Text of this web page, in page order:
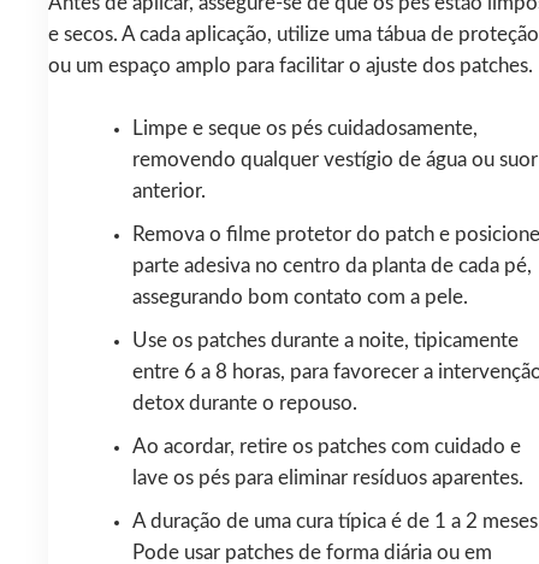
e secos. A cada aplicação, utilize uma tábua de proteção
ou um espaço amplo para facilitar o ajuste dos patches.
Limpe e seque os pés cuidadosamente,
removendo qualquer vestígio de água ou suor
anterior.
Remova o filme protetor do patch e
parte adesiva no centro da planta de cada pé,
assegurando bom contato com a pele.
Use os patches durante a noite, tipicamente
entre 6 a 8 horas, para favorecer a
detox durante o repouso.
Ao acordar, retire os patches com cuidado e
lave os pés para eliminar resíduos aparentes.
A duração de uma cura típica é de 1 a 2
Pode usar patches de forma diária ou em